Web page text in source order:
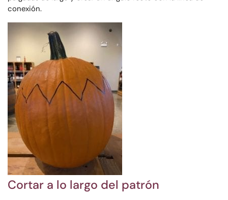
conexión.
Cortar a lo largo del patrón